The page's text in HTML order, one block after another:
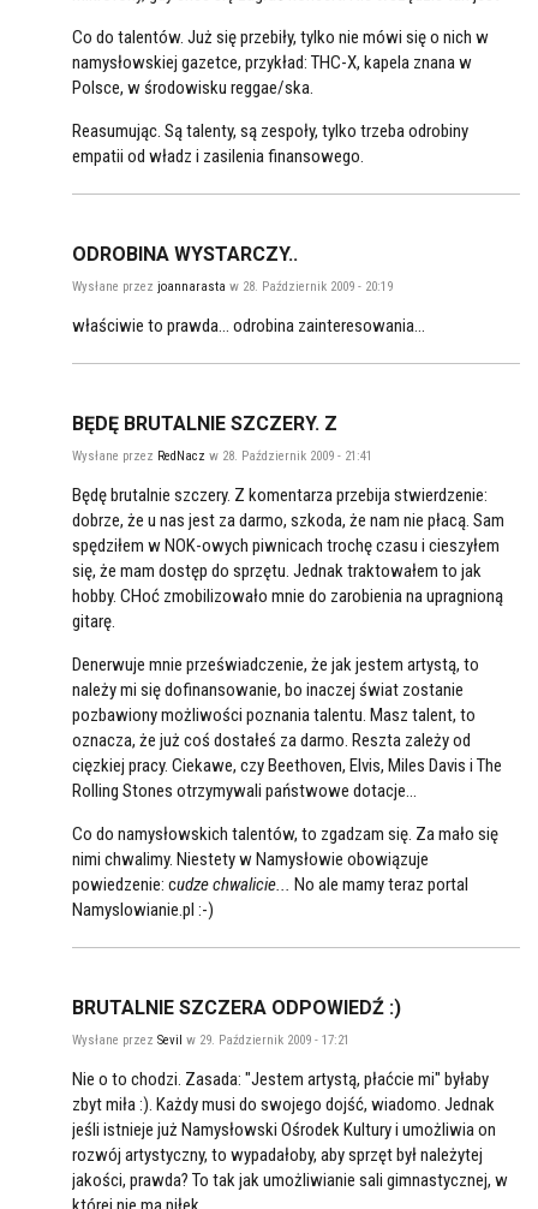
Co do talentów. Już się przebiły, tylko nie mówi się o nich w
namysłowskiej gazetce, przykład: THC-X, kapela znana w
Polsce, w środowisku reggae/ska.
Reasumując. Są talenty, są zespoły, tylko trzeba odrobiny
empatii od władz i zasilenia finansowego.
ODROBINA WYSTARCZY..
Wysłane przez joannarasta w 28. Październik 2009 - 20:19
właściwie to prawda... odrobina zainteresowania...
BĘDĘ BRUTALNIE SZCZERY. Z
Wysłane przez RedNacz w 28. Październik 2009 - 21:41
Będę brutalnie szczery. Z komentarza przebija stwierdzenie:
dobrze, że u nas jest za darmo, szkoda, że nam nie płacą. Sam
spędziłem w NOK-owych piwnicach trochę czasu i cieszyłem
się, że mam dostęp do sprzętu. Jednak traktowałem to jak
hobby. CHoć zmobilizowało mnie do zarobienia na upragnioną
gitarę.
Denerwuje mnie przeświadczenie, że jak jestem artystą, to
należy mi się dofinansowanie, bo inaczej świat zostanie
pozbawiony możliwości poznania talentu. Masz talent, to
oznacza, że już coś dostałeś za darmo. Reszta zależy od
cięzkiej pracy. Ciekawe, czy Beethoven, Elvis, Miles Davis i The
Rolling Stones otrzymywali państwowe dotacje...
Co do namysłowskich talentów, to zgadzam się. Za mało się
nimi chwalimy. Niestety w Namysłowie obowiązuje
powiedzenie: cudze chwalicie... No ale mamy teraz portal
Namyslowianie.pl :-)
BRUTALNIE SZCZERA ODPOWIEDŹ :)
Wysłane przez Sevil w 29. Październik 2009 - 17:21
Nie o to chodzi. Zasada: "Jestem artystą, płaćcie mi" byłaby
zbyt miła :). Każdy musi do swojego dojść, wiadomo. Jednak
jeśli istnieje już Namysłowski Ośrodek Kultury i umożliwia on
rozwój artystyczny, to wypadałoby, aby sprzęt był należytej
jakości, prawda? To tak jak umożliwianie sali gimnastycznej, w